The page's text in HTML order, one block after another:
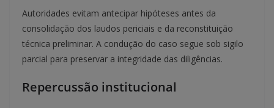
Autoridades evitam antecipar hipóteses antes da
consolidação dos laudos periciais e da reconstituição
técnica preliminar. A condução do caso segue sob sigilo
parcial para preservar a integridade das diligências.
Repercussão institucional